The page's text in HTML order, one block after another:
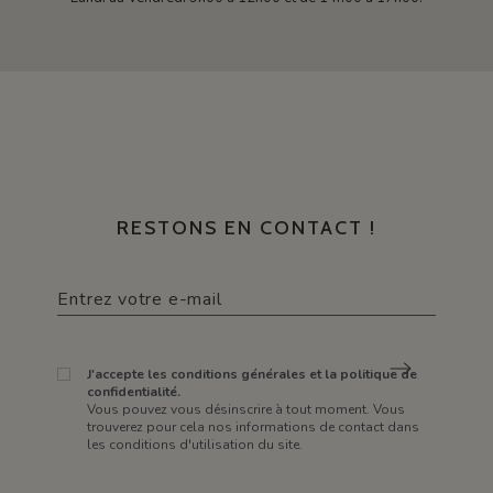
RESTONS EN CONTACT !
J'accepte les conditions générales et la politique de
confidentialité.
Vous pouvez vous désinscrire à tout moment. Vous
trouverez pour cela nos informations de contact dans
les conditions d'utilisation du site.